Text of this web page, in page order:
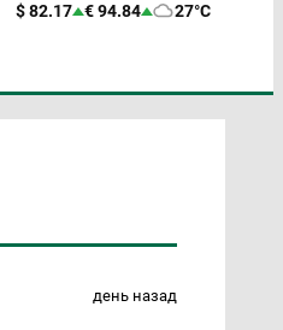
$ 82.17 € 94.84 27°C
день назад